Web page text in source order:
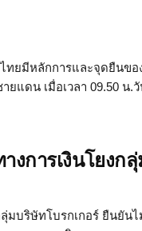
ทยมีหลักการและจุดยืนขอ
แดน เมื่อเวลา 09.50 น.
การเงินโยงกลุ่
มบริษัทโบรกเกอร์ ยืนยัน